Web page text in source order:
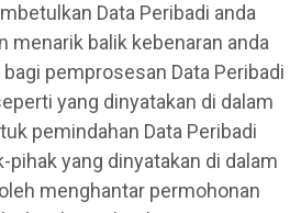
Data Peribadi anda
menarik balik kebenaran anda
pemprosesan Data Peribadi
yang dinyatakan di dalam
pemindahan Data Peribadi
pihak yang dinyatakan di dalam
menghantar permohonan